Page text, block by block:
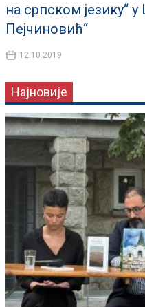
на српском језику“
Пејчиновић“
12.10.2019
Најновије